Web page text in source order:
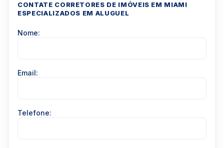
CONTATE CORRETORES DE IMÓVEIS EM MIAMI
ESPECIALIZADOS EM ALUGUEL
Nome:
Email:
Telefone: